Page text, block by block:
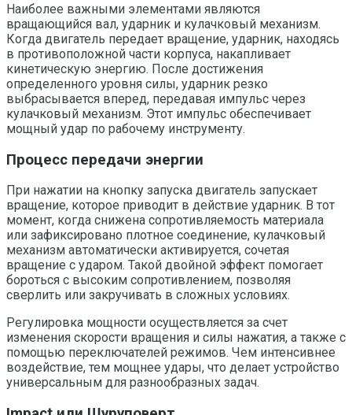
Наиболее важными элементами являются
вращающийся вал, ударник и кулачковый механизм.
Когда двигатель передает вращение, ударник, находясь
в противоположной части корпуса, накапливает
кинетическую энергию. После достижения
определенного уровня силы, ударник резко
выбрасывается вперед, передавая импульс через
кулачковый механизм. Этот импульс обеспечивает
мощный удар по рабочему инструменту.
Процесс передачи энергии
При нажатии на кнопку запуска двигатель запускает
вращение, которое приводит в действие ударник. В тот
момент, когда снижена сопротивляемость материала
или зафиксировано плотное соединение, кулачковый
механизм автоматически активируется, сочетая
вращение с ударом. Такой двойной эффект помогает
бороться с высоким сопротивлением, позволяя
сверлить или закручивать в сложных условиях.
Регулировка мощности осуществляется за счет
изменения скорости вращения и силы нажатия, а также с
помощью переключателей режимов. Чем интенсивнее
воздействие, тем мощнее удары, что делает устройство
универсальным для разнообразных задач.